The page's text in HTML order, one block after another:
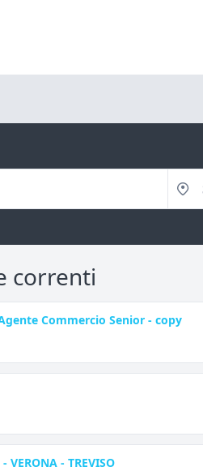
correnti
Commercio Senior - copy
VERONA - TREVISO